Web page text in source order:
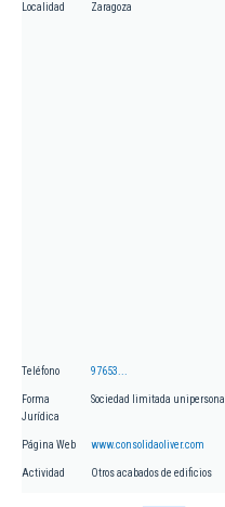
Localidad Zaragoza
Teléfono 97653...
Forma
Jurídica
Sociedad limitada unipersonal
Página Web www.consolidaoliver.com
Actividad Otros acabados de edificios